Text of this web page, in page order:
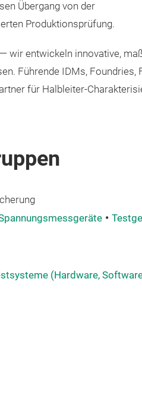
Übergang von der
Produktionsprüfung.
wir entwickeln innovative,
Führende IDMs,
für Halbleiter-
(Hardware,